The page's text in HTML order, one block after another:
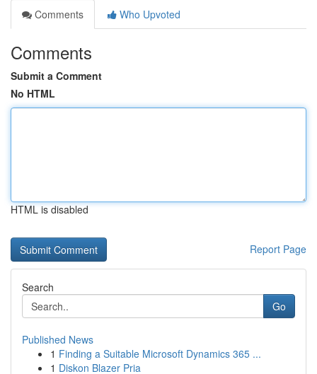
Comments
Who Upvoted
Comments
Submit a Comment
No HTML
HTML is disabled
Report Page
Search
Go
Published News
1 Finding a Suitable Microsoft Dynamics 365 ...
1 Diskon Blazer Pria